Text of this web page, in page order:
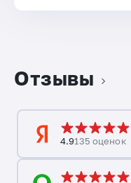
Отзывы
4.9135 оценок